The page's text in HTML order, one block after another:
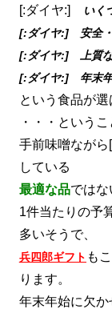
[:ダイヤ:]
いく
[:ダイヤ:] 安全・
[:ダイヤ:] 上質
[:ダイヤ:] 年末年
という食品が選
・・・というこ
手前味噌なが
している
最適な品ではな
1件当たりの予
多いそうで、
兵四郎ギフト も
ります。
年末年始に欠